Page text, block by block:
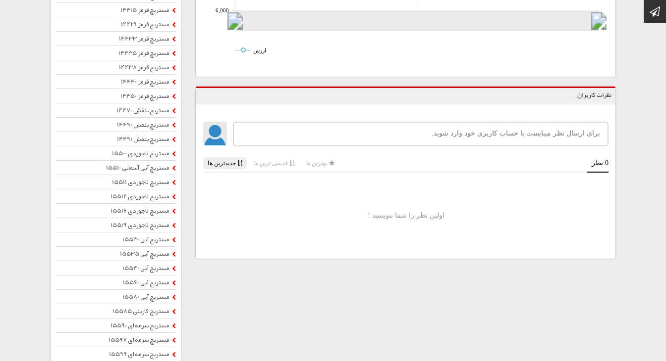
کانال تلگرام
6,000
ارزش
نظرات کاربران
مستربچ قرمز 14415
مستربچ قرمز 14431
مستربچ قرمز 14433
مستربچ قرمز 14435
مستربچ قرمز 14438
مستربچ قرمز 14440
مستربچ قرمز 14450
مستربچ بنفش 14470
مستربچ بنفش 14490
مستربچ بنفش 14491
مستربچ لاجوردی 15500
مستربچ آبی آسمانی 15510
مستربچ لاجوردی 15511
مستربچ لاجوردی 15512
مستربچ لاجوردی 15516
مستربچ لاجوردی 15519
مستربچ آبی 15530
مستربچ آبی 15535
مستربچ آبی 15540
مستربچ آبی 15560
مستربچ آبی 15580
مستربچ کاربنی 15585
مستربچ سرمه ای 15590
مستربچ سرمه ای 15597
مستربچ سرمه ای 15599